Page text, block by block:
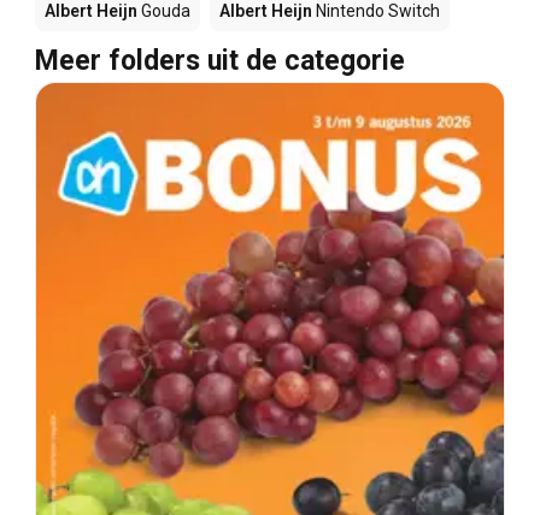
Albert Heijn Gouda Albert Heijn Nintendo Switch
Meer folders uit de categorie